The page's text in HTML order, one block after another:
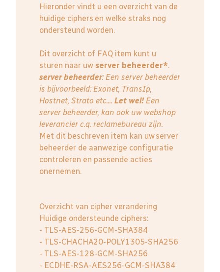
Hieronder vindt u een overzicht van de
huidige ciphers en welke straks nog
ondersteund worden.
Dit overzicht of FAQ item kunt u
sturen naar uw server beheerder*.
server beheerder: Een server beheerder
is bijvoorbeeld: Exonet, TransIp,
Hostnet, Strato etc.... Let wel!Een
server beheerder, kan ook uw webshop
leverancier c.q. reclamebureau zijn.
Met dit beschreven item kan uw server
beheerder de aanwezige configuratie
controleren en passende acties
onernemen.
Overzicht van cipher verandering
Huidige ondersteunde ciphers:
- TLS-AES-256-GCM-SHA384
- TLS-CHACHA20-POLY1305-SHA256
- TLS-AES-128-GCM-SHA256
- ECDHE-RSA-AES256-GCM-SHA384